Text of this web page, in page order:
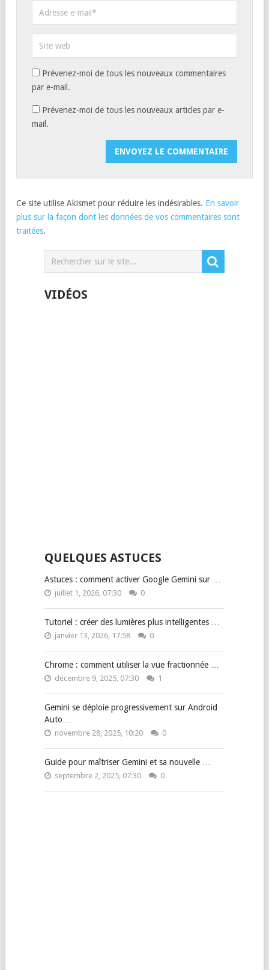
Prévenez-moi de tous les nouveaux commentaires
par e-mail.
Prévenez-moi de tous les nouveaux articles par e-
mail.
Ce site utilise Akismet pour réduire les indésirables. En savoir
plus sur la façon dont les données de vos commentaires sont
traitées.
VIDÉOS
QUELQUES ASTUCES
Astuces : comment activer Google Gemini sur …
juillet 1, 2026, 07:30 0
Tutoriel : créer des lumières plus intelligentes …
janvier 13, 2026, 17:58 0
Chrome : comment utiliser la vue fractionnée …
décembre 9, 2025, 07:30 1
Gemini se déploie progressivement sur Android
Auto …
novembre 28, 2025, 10:20 0
Guide pour maîtriser Gemini et sa nouvelle …
septembre 2, 2025, 07:30 0